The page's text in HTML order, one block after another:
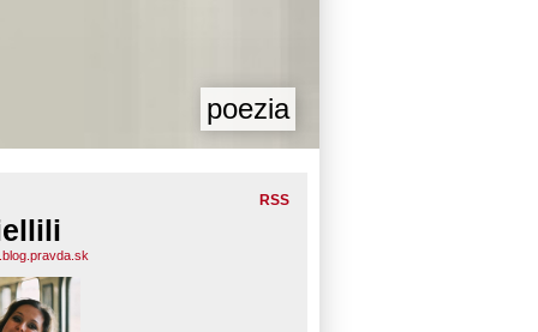
poezia
RSS